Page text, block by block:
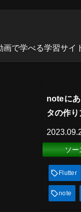
で学べる学習サ
見放
noteに
タの作り
ソ
Flutter
note